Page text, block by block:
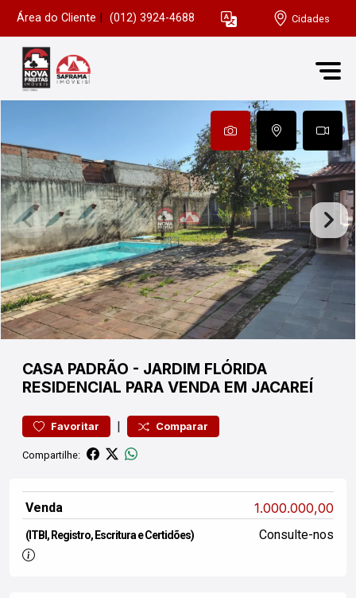
Área do Cliente (012) 3924-4688 Cidades
CASA PADRÃO - JARDIM FLÓRIDA
RESIDENCIAL PARA VENDA EM JACAREÍ
Favoritar | Comparar
Compartilhe:
Venda 1.000.000,00
(ITBI, Registro, Escritura e Certidões) Consulte-nos